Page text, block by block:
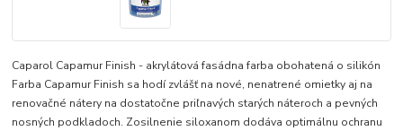
Caparol Capamur Finish - akrylátová fasádna farba obohatená o silikón
Farba Capamur Finish sa hodí zvlášť na nové, nenatrené omietky aj na
renovačné nátery na dostatočne priľnavých starých náteroch a pevných
nosných podkladoch. Zosilnenie siloxanom dodáva optimálnu ochranu